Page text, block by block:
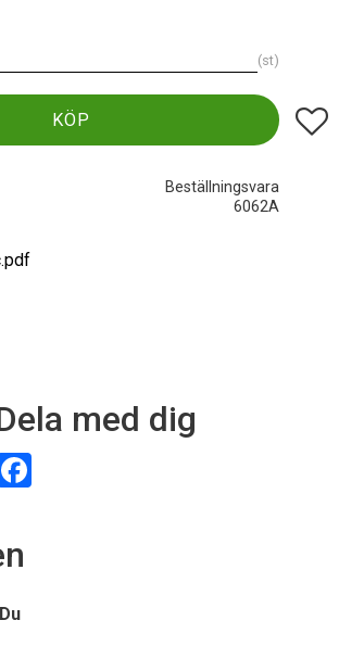
st
KÖP Lägg
Beställningsvara
6062A
med dig
Du